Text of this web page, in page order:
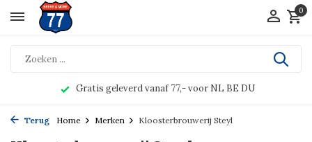
0
Gratis geleverd vanaf 77,- voor NL BE DU
Terug Home Merken Kloosterbrouwerij Steyl